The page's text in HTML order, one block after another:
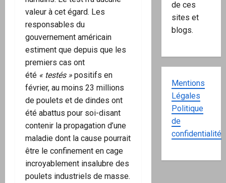
valeur à cet égard. Les
responsables du
gouvernement américain
estiment que depuis que les
premiers cas ont
été « testés » positifs en
février, au moins 23 millions
de poulets et de dindes ont
été abattus pour soi-disant
contenir la propagation d’une
maladie dont la cause pourrait
être le confinement en cage
incroyablement insalubre des
poulets industriels de masse.
de ces
sites et
blogs.
Mentions
Légales
Politique
de
confidentialité